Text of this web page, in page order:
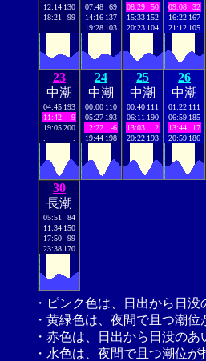
12:14 130
18:21
99
07:48
69
14:16 137
19:28 103
08:29
50
15:33 152
20:23 104
09:08
32
16:22 167
21:12 105
23
中潮
04:45 193
11:42
-9
19:05200
24
中潮
00:00 110
05:27 193
12:22
-6
19:44 198
25
中潮
00:40 111
06:11 190
13:03
2
20:22 193
26
中潮
01:22 111
06:59 185
13:44
17
20:59 186
30
長潮
05:51
84
11:34 150
17:50
99
23:38 170
・ピンク色は、日出から日
・黄緑色は、夜間で且つ潮
・赤色は、日出から日没の
・水色は、夜間で且つ潮位